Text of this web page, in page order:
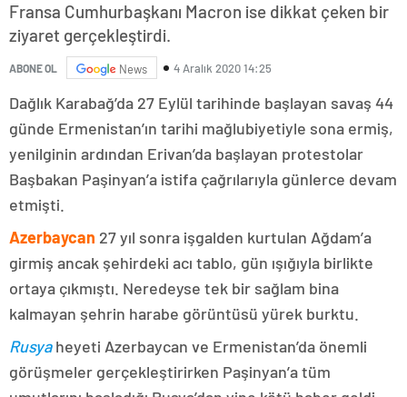
Fransa Cumhurbaşkanı Macron ise dikkat çeken bir
ziyaret gerçekleştirdi.
ABONE OL News 4 Aralık 2020 14:25
Dağlık Karabağ’da 27 Eylül tarihinde başlayan savaş 44
günde Ermenistan’ın tarihi mağlubiyetiyle sona ermiş,
yenilginin ardından Erivan’da başlayan protestolar
Başbakan Paşinyan’a istifa çağrılarıyla günlerce devam
etmişti.
Azerbaycan 27 yıl sonra işgalden kurtulan Ağdam’a
girmiş ancak şehirdeki acı tablo, gün ışığıyla birlikte
ortaya çıkmıştı. Neredeyse tek bir sağlam bina
kalmayan şehrin harabe görüntüsü yürek burktu.
Rusyaheyeti Azerbaycan ve Ermenistan’da önemli
görüşmeler gerçekleştirirken Paşinyan’a tüm